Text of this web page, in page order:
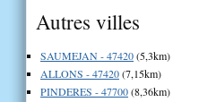
Autres villes
SAUMEJAN - 47420(5,3km)
ALLONS - 47420(7,15km)
PINDERES - 47700(8,36km)